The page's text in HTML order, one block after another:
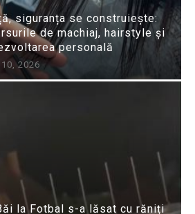
siguranța se construiește:
de machiaj, hairstyle și
personală
2026
la Fotbal s-a lăsat cu răniți